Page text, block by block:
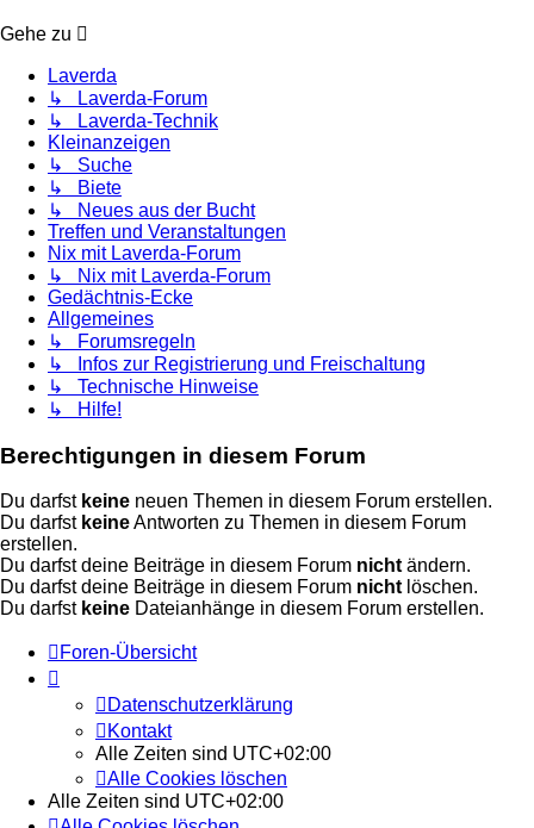
Gehe zu
Laverda
↳ Laverda-Forum
↳ Laverda-Technik
Kleinanzeigen
↳ Suche
↳ Biete
↳ Neues aus der Bucht
Treffen und Veranstaltungen
Nix mit Laverda-Forum
↳ Nix mit Laverda-Forum
Gedächtnis-Ecke
Allgemeines
↳ Forumsregeln
↳ Infos zur Registrierung und Freischaltung
↳ Technische Hinweise
↳ Hilfe!
Berechtigungen in diesem Forum
Du darfst keine neuen Themen in diesem Forum erstellen.
Du darfst keineAntworten zu Themen in diesem Forum
erstellen.
Du darfst deine Beiträge in diesem Forum nicht ändern.
Du darfst deine Beiträge in diesem Forum nicht löschen.
Du darfst keine Dateianhänge in diesem Forum erstellen.
Foren-Übersicht
Datenschutzerklärung
Kontakt
Alle Zeiten sind UTC+02:00
Alle Cookies löschen
Alle Zeiten sind UTC+02:00